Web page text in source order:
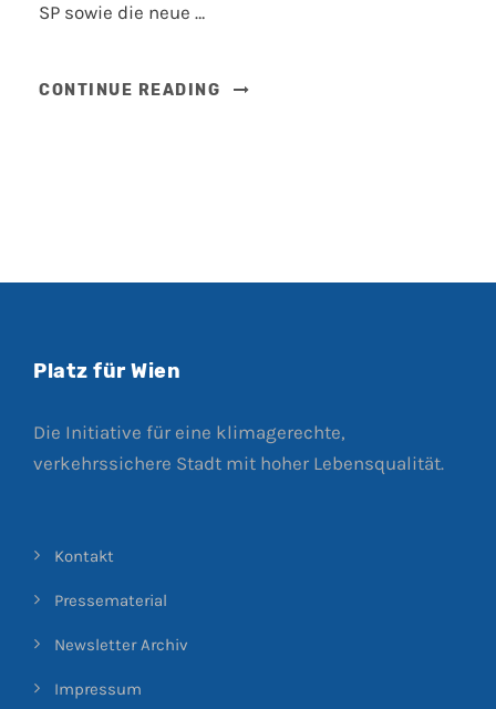
SP sowie die neue …
CONTINUE READING
Platz für Wien
Die Initiative für eine klimagerechte,
verkehrssichere Stadt mit hoher Lebensqualität.
Kontakt
Pressematerial
Newsletter Archiv
Impressum